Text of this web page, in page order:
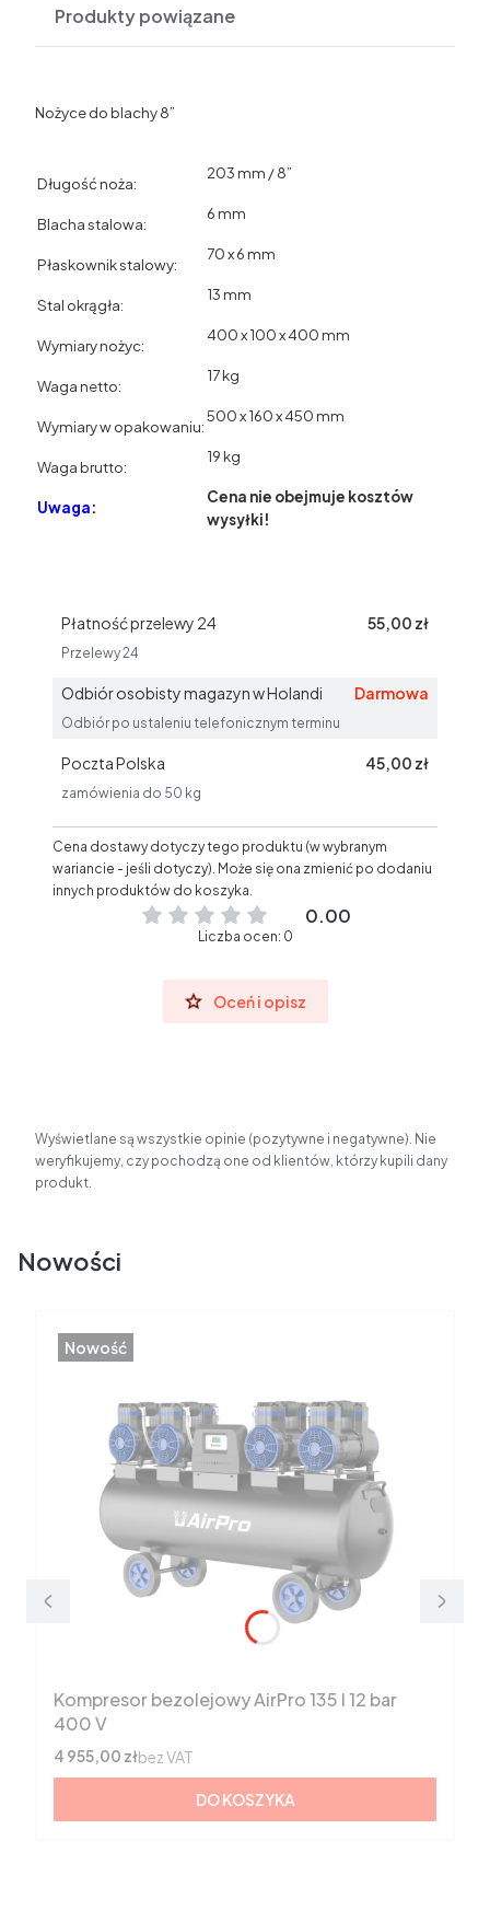
Produkty powiązane
Nożyce do blachy 8”
Długość noża:
Blacha stalowa:
Płaskownik stalowy:
Stal okrągła:
Wymiary nożyc:
Waga netto:
Wymiary w opakowaniu:
Waga brutto:
Uwaga:
203 mm / 8”
6 mm
70 x 6 mm
13 mm
400 x 100 x 400 mm
17 kg
500 x 160 x 450 mm
19 kg
Cena nie obejmuje kosztów
wysyłki!
Płatność przelewy 24 55,00 zł
Przelewy 24
Odbiór osobisty magazyn w Holandi Darmowa
Odbiór po ustaleniu telefonicznym terminu
Poczta Polska 45,00 zł
zamówienia do 50 kg
Cena dostawy dotyczy tego produktu (w wybranym
wariancie - jeśli dotyczy). Może się ona zmienić po dodaniu
innych produktów do koszyka.
0.00
Liczba ocen: 0
Oceń i opisz
Wyświetlane są wszystkie opinie (pozytywne i negatywne). Nie
weryfikujemy, czy pochodzą one od klientów, którzy kupili dany
produkt.
Nowości
Nowość
Kompresor bezolejowy AirPro 135 l 12 bar
400 V
Cena
4 955,00 złbez VAT
DO KOSZYKA